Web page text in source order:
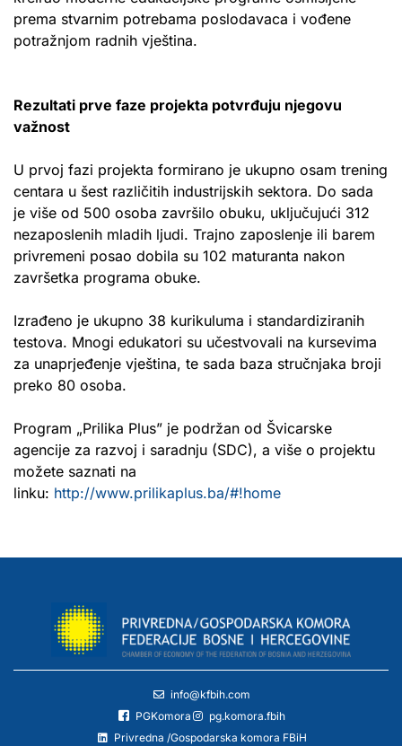
prema stvarnim potrebama poslodavaca i vođene
potražnjom radnih vještina.
Rezultati prve faze projekta potvrđuju njegovu
važnost
U prvoj fazi projekta formirano je ukupno osam trening
centara u šest različitih industrijskih sektora. Do sada
je više od 500 osoba završilo obuku, uključujući 312
nezaposlenih mladih ljudi. Trajno zaposlenje ili barem
privremeni posao dobila su 102 maturanta nakon
završetka programa obuke.
Izrađeno je ukupno 38 kurikuluma i standardiziranih
testova. Mnogi edukatori su učestvovali na kursevima
za unaprjeđenje vještina, te sada baza stručnjaka broji
preko 80 osoba.
Program „Prilika Plus” je podržan od Švicarske
agencije za razvoj i saradnju (SDC), a više o projektu
možete saznati na
linku: http://www.prilikaplus.ba/#!home
info@kfbih.com
PGKomora
pg.komora.fbih
Privredna /Gospodarska komora FBiH